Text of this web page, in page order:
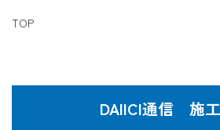
TOP
DAIICI通信 施